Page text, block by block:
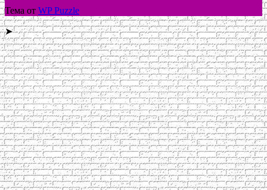
Тема от WP Puzzle
➤